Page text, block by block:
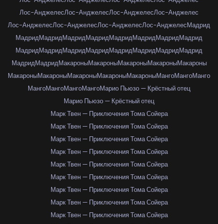
Лос-АнджелесЛос-АнджелесЛос-АнджелесЛос-Анджелес
Лос-АнджелесЛос-АнджелесЛос-АнджелесЛос-АнджелесМадрид
МадридМадридМадридМадридМадридМадридМадридМадрид
МадридМадридМадридМадридМадридМадридМадридМадрид
МадридМадридМакароныМакароныМакароныМакароныМакароны
МакароныМакароныМакароныМакароныМакароныМангоМангоМанго
МангоМангоМангоМангоМарио Пьюзо — Крёстный отец
Марио Пьюзо — Крёстный отец
Марк Твен — Приключения Тома Сойера
Марк Твен — Приключения Тома Сойера
Марк Твен — Приключения Тома Сойера
Марк Твен — Приключения Тома Сойера
Марк Твен — Приключения Тома Сойера
Марк Твен — Приключения Тома Сойера
Марк Твен — Приключения Тома Сойера
Марк Твен — Приключения Тома Сойера
Марк Твен — Приключения Тома Сойера